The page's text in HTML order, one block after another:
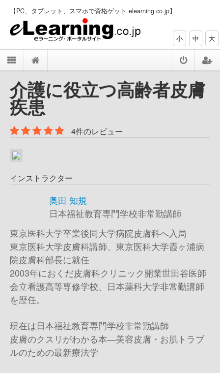
【PC、タブレット、スマホで資格ゲット elearning.co.jp】
小 中 大
介護に役立つ高齢者皮膚
疾患
4件のレビュー
インストラクター
奥田 知規
日本福祉教育専門学校非常勤講師
東京医科大学卒業後同大学病院皮膚科へ入局
東京医科大学皮膚科講師、東京医科大学霞ヶ浦病
院皮膚科部長に就任
2003年におくだ皮膚科クリニック開業 世田谷医師
会立看護高等専修学校、日本薬科大学非常勤講師
を歴任。
現在は日本福祉教育専門学校非常勤講師
皮膚のクスリがわかる本―美容皮膚・お肌トラブ
ルのための最新療法学